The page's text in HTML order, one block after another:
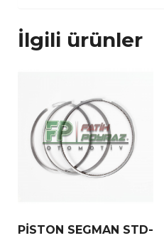
İlgili ürünler
PİSTON SEGMAN STD-